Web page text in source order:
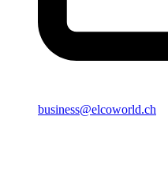
business@elcoworld.ch